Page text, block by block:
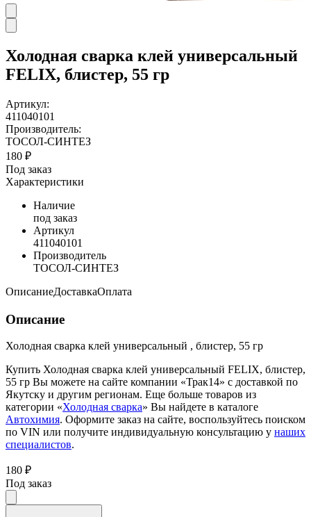
Холодная сварка клей универсальный
FELIX, блистер, 55 гр
Артикул:
411040101
Производитель:
ТОСОЛ-СИНТЕЗ
180 ₽
Под заказ
Характеристики
Наличие
под заказ
Артикул
411040101
Производитель
ТОСОЛ-СИНТЕЗ
ОписаниеДоставкаОплата
Описание
Холодная сварка клей универсальный , блистер, 55 гр
Купить Холодная сварка клей универсальный FELIX, блистер,
55 гр Вы можете на сайте компании «Трак14» с доставкой по
Якутску и другим регионам. Еще больше товаров из
категории «Холодная сварка» Вы найдете в каталоге
Автохимия. Оформите заказ на сайте, воспользуйтесь поиском
по VIN или получите индивидуальную консультацию у наших
специалистов.
180 ₽
Под заказ